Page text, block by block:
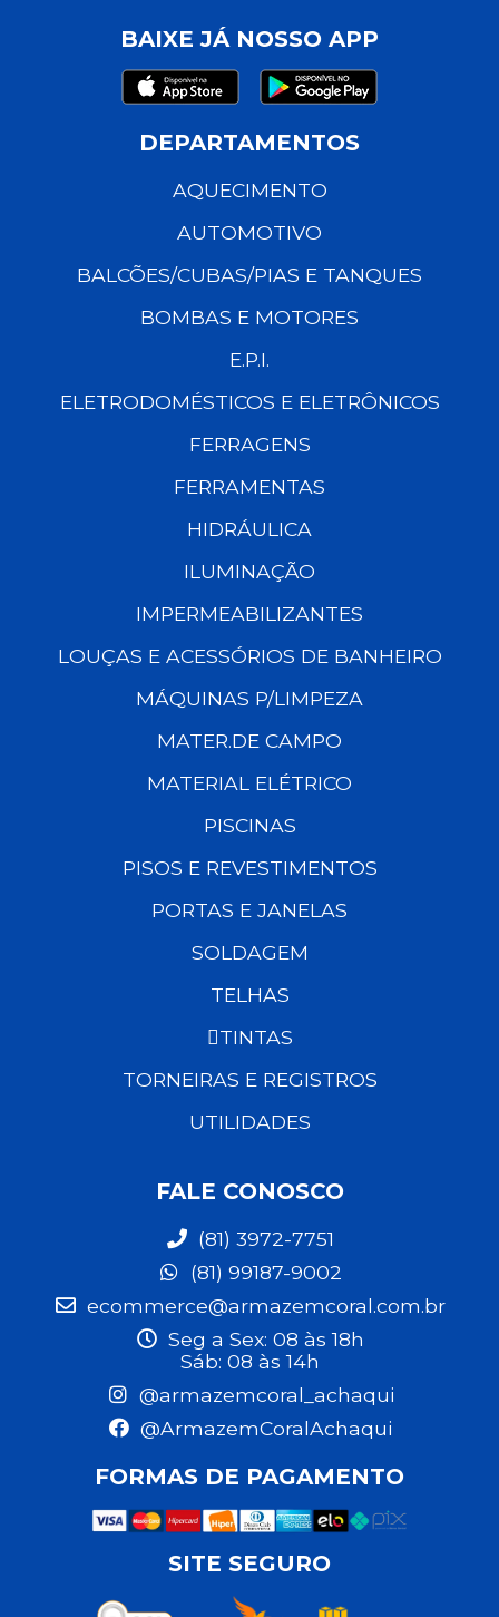
BAIXE JÁ NOSSO APP
DEPARTAMENTOS
AQUECIMENTO
AUTOMOTIVO
BALCÕES/CUBAS/PIAS E TANQUES
BOMBAS E MOTORES
E.P.I.
ELETRODOMÉSTICOS E ELETRÔNICOS
FERRAGENS
FERRAMENTAS
HIDRÁULICA
ILUMINAÇÃO
IMPERMEABILIZANTES
LOUÇAS E ACESSÓRIOS DE BANHEIRO
MÁQUINAS P/LIMPEZA
MATER.DE CAMPO
MATERIAL ELÉTRICO
PISCINAS
PISOS E REVESTIMENTOS
PORTAS E JANELAS
SOLDAGEM
TELHAS
TINTAS
TORNEIRAS E REGISTROS
UTILIDADES
FALE CONOSCO
(81) 3972-7751
(81) 99187-9002
ecommerce@armazemcoral.com.br
Seg a Sex: 08 às 18h
Sáb: 08 às 14h
@armazemcoral_achaqui
@ArmazemCoralAchaqui
FORMAS DE PAGAMENTO
SITE SEGURO